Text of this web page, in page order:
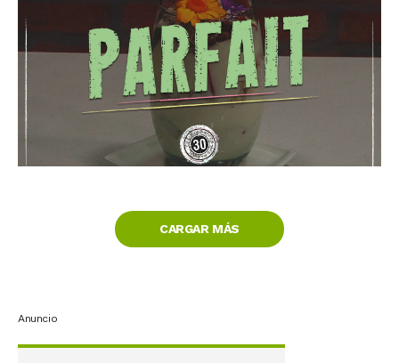
CARGAR MÁS
Anuncio